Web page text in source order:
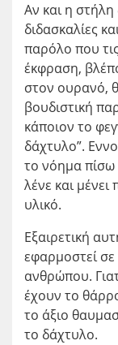
Αν και η στήλη
διδασκαλίες
παρόλο που
έκφραση,
στον ουρανό,
βουδιστική
κάποιον το
δάχτυλο”.
το νόημα
λένε και
υλικό.
Εξαιρετική
εφαρμοστεί σε
ανθρώπου.
έχουν το
το άξιο
το δάχτυλο.